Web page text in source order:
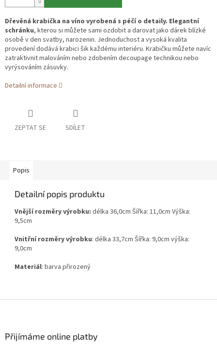
Dřevěná krabička na víno vyrobená s péčí o detaily. Elegantní
schránku, kterou si můžete sami ozdobit a darovat jako dárek blízké
osobě v den svatby, narozenin. Jednoduchost a vysoká kvalita
provedení dodává krabici šik každému interiéru. Krabičku můžete navíc
zatraktivnit malováním nebo zdobením decoupage technikou nebo
vyrýsováním zásuvky.
Detailní informace
ZEPTAT SE SDÍLET
Popis
Detailní popis produktu
Vnější rozměry výrobku: délka 36,0cm Šířka: 11,0cm Výška:
9,5cm
Vnitřní rozměry výrobku: délka 33,7cm Šířka: 9,0cm výška:
9,0cm
Materiál: barva přirozený
Přijímáme online platby